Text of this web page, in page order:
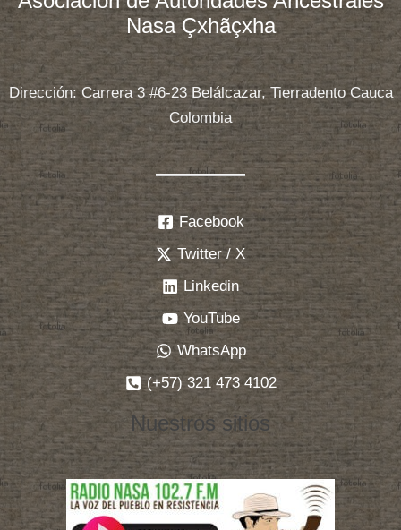
Nasa Çxhãçxha
Dirección: Carrera 3 #6-23 Belálcazar, Tierradento Cauca
Colombia
Facebook
Twitter / X
Linkedin
YouTube
WhatsApp
(+57) 321 473 4102
Nuestros sitios